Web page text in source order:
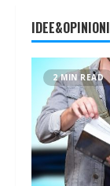
IDEE&OPINIONI
2 MIN READ